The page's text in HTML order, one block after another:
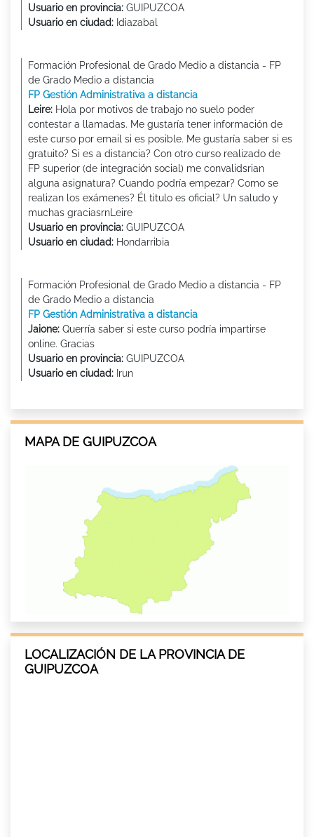
Usuario en provincia: GUIPUZCOA
Usuario en ciudad: Idiazabal
Formación Profesional de Grado Medio a distancia - FP
de Grado Medio a distancia
FP Gestión Administrativa a distancia
Leire: Hola por motivos de trabajo no suelo poder
contestar a llamadas. Me gustaría tener información de
este curso por email si es posible. Me gustaría saber si es
gratuito? Si es a distancia? Con otro curso realizado de
FP superior (de integración social) me convalidsrian
alguna asignatura? Cuando podría empezar? Como se
realizan los exámenes? Él titulo es oficial? Un saludo y
muchas graciasrnLeire
Usuario en provincia: GUIPUZCOA
Usuario en ciudad: Hondarribia
Formación Profesional de Grado Medio a distancia - FP
de Grado Medio a distancia
FP Gestión Administrativa a distancia
Jaione: Querría saber si este curso podría impartirse
online. Gracias
Usuario en provincia: GUIPUZCOA
Usuario en ciudad: Irun
MAPA DE GUIPUZCOA
LOCALIZACIÓN DE LA PROVINCIA DE
GUIPUZCOA